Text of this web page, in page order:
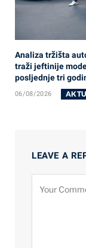
Analiza tržišta
traži jeftinije
posljednje tri
06/08/2026
LEAVE A